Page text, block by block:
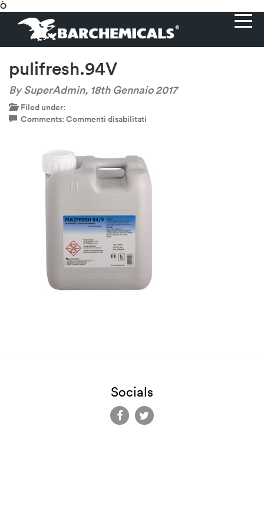
Ò
pulifresh.94V
By SuperAdmin, 18th Gennaio 2017
Filed under:
Comments: Commenti disabilitati
Socials